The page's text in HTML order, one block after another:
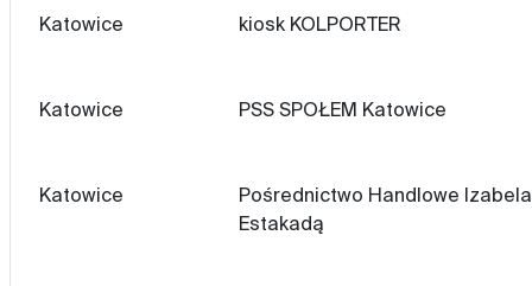
Katowice kiosk KOLPORTER
Katowice PSS SPOŁEM Katowice
Katowice
Pośrednictwo Handlowe
Estakadą